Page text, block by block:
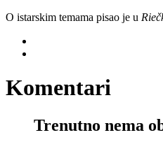
O istarskim temama pisao je u
Komentari
Trenutno nema